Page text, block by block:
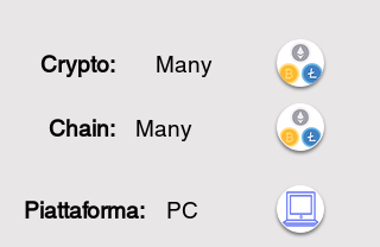
Crypto:
Chain:
Many
Many
Piattaforma: PC